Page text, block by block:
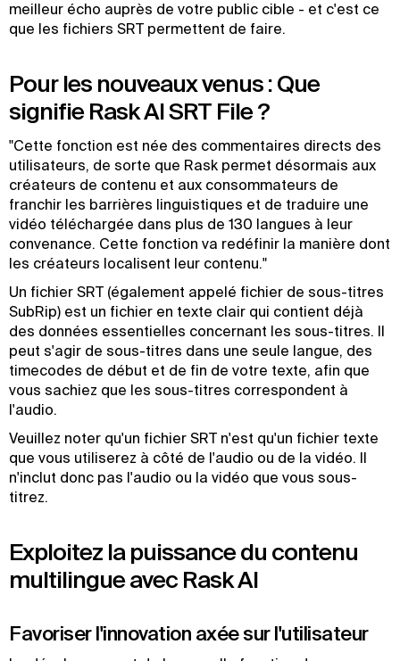
meilleur écho auprès de votre public cible - et c'est ce
que les fichiers SRT permettent de faire.
Pour les nouveaux venus : Que
signifie Rask AI SRT File ?
"Cette fonction est née des commentaires directs des
utilisateurs, de sorte que Rask permet désormais aux
créateurs de contenu et aux consommateurs de
franchir les barrières linguistiques et de traduire une
vidéo téléchargée dans plus de 130 langues à leur
convenance. Cette fonction va redéfinir la manière dont
les créateurs localisent leur contenu."
Un fichier SRT (également appelé fichier de sous-titres
SubRip) est un fichier en texte clair qui contient déjà
des données essentielles concernant les sous-titres. Il
peut s'agir de sous-titres dans une seule langue, des
timecodes de début et de fin de votre texte, afin que
vous sachiez que les sous-titres correspondent à
l'audio.
Veuillez noter qu'un fichier SRT n'est qu'un fichier texte
que vous utiliserez à côté de l'audio ou de la vidéo. Il
n'inclut donc pas l'audio ou la vidéo que vous sous-
titrez.
Exploitez la puissance du contenu
multilingue avec Rask AI
Favoriser l'innovation axée sur l'utilisateur